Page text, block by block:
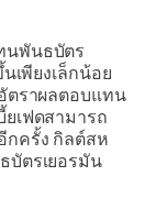
นพันธบัตร
เพียงเล็กน้อย
ตราผลตอบแทน
เฟดสามารถ
กครั้ง กิลต์สห
บัตรเยอรมัน